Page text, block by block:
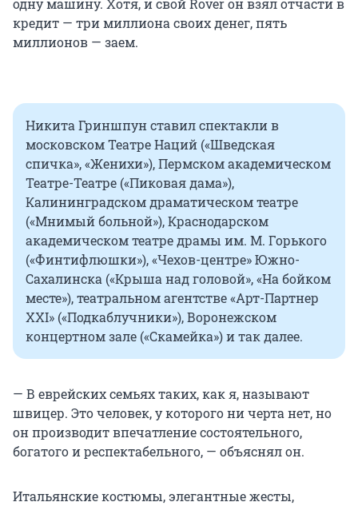
одну машину. Хотя, и свой Rover он взял отчасти в
кредит — три миллиона своих денег, пять
миллионов — заем.
Никита Гриншпун ставил спектакли в
московском Театре Наций («Шведская
спичка», «Женихи»), Пермском академическом
Театре-Театре («Пиковая дама»),
Калининградском драматическом театре
(«Мнимый больной»), Краснодарском
академическом театре драмы им. М. Горького
(«Финтифлюшки»), «Чехов-центре» Южно-
Сахалинска («Крыша над головой», «На бойком
месте»), театральном агентстве «Арт-Партнер
XXI» («Подкаблучники»), Воронежском
концертном зале («Скамейка») и так далее.
— В еврейских семьях таких, как я, называют
швицер. Это человек, у которого ни черта нет, но
он производит впечатление состоятельного,
богатого и респектабельного, — объяснял он.
Итальянские костюмы, элегантные жесты,